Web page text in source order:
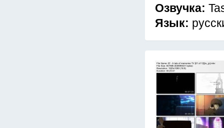
Озвучка:
Язык: